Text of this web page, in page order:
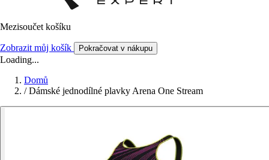
Mezisoučet košíku
Zobrazit můj košík Pokračovat v nákupu
Loading...
Domů
/ Dámské jednodílné plavky Arena One Stream